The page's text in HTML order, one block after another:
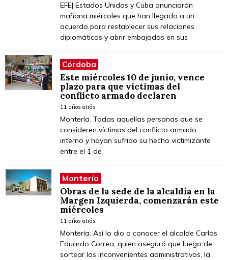
EFE| Estados Unidos y Cuba anunciarán
mañana miércoles que han llegado a un
acuerdo para restablecer sus relaciones
diplomáticas y abrir embajadas en sus
Córdoba
Este miércoles 10 de junio, vence
plazo para que víctimas del
conflicto armado declaren
11 años atrás
Montería. Todas aquellas personas que se
consideren víctimas del conflicto armado
interno y hayan sufrido su hecho victimizante
entre el 1 de
Montería
Obras de la sede de la alcaldía en la
Margen Izquierda, comenzarán este
miércoles
11 años atrás
Montería. Así lo dio a conocer el alcalde Carlos
Eduardo Correa, quien aseguró que luego de
sortear los inconvenientes administrativos, la